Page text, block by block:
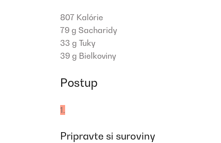
807 Kalórie
79 g Sacharidy
33 g Tuky
39 g Bielkoviny
Postup
1.
Pripravte si suroviny